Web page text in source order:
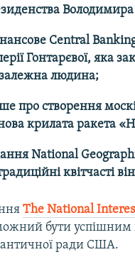
Володимира
Central
Гонтарєвої, яка
людина;
про створення
крилата ракета
National
квітчасті
The National
бути успішним
ради США.